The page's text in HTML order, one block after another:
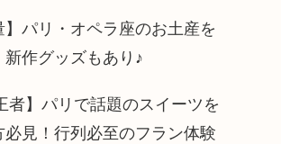
】パリ・オペラ座のお土産を
新作グッズもあり♪
者】パリで話題のスイーツを
必見！行列必至のフラン体験